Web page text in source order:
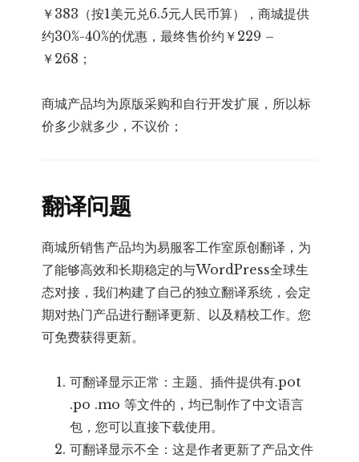
￥383（按1美元兑6.5元人民币算），商城提供
约30%-40%的优惠，最终售价约￥229 –
￥268；
商城产品均为原版采购和自行开发扩展，所以标
价多少就多少，不议价；
翻译问题
商城所销售产品均为易服客工作室原创翻译，为
了能够高效和长期稳定的与WordPress全球生
态对接，我们构建了自己的独立翻译系统，会定
期对热门产品进行翻译更新、以及精校工作。您
可免费获得更新。
可翻译显示正常：主题、插件提供有.pot
.po .mo 等文件的，均已制作了中文语言
包，您可以直接下载使用。
可翻译显示不全：这是作者更新了产品文件